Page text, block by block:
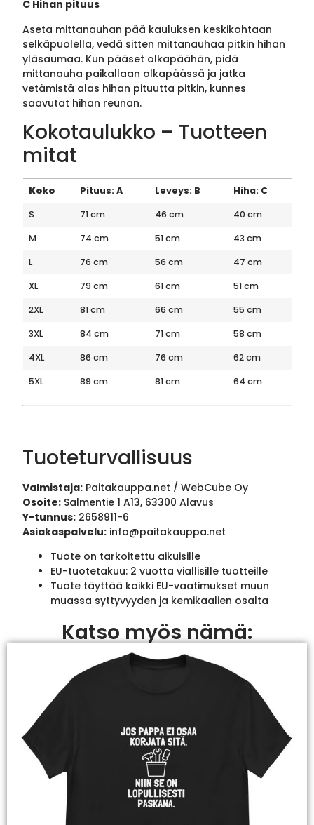
C Hihan pituus
Aseta mittanauhan pää kauluksen keskikohtaan
selkäpuolella, vedä sitten mittanauhaa pitkin hihan
yläsaumaa. Kun pääset olkapäähän, pidä
mittanauha paikallaan olkapäässä ja jatka
vetämistä alas hihan pituutta pitkin, kunnes
saavutat hihan reunan.
Kokotaulukko – Tuotteen
mitat
Koko Pituus: A Leveys: B
Hiha: C
S
71 cm 46 cm
40 cm
M
74 cm 51 cm
43 cm
L
76 cm 56 cm
47 cm
XL
79 cm 61 cm
51 cm
2XL
81 cm 66 cm
55 cm
3XL
84 cm 71 cm
58 cm
4XL
86 cm 76 cm
62 cm
5XL
89 cm 81 cm 64 cm
Tuoteturvallisuus
Valmistaja: Paitakauppa.net / WebCube Oy
Osoite: Salmentie 1 A13, 63300 Alavus
Y-tunnus: 2658911-6
Asiakaspalvelu: info@paitakauppa.net
Tuote on tarkoitettu aikuisille
EU-tuotetakuu: 2 vuotta viallisille tuotteille
Tuote täyttää kaikki EU-vaatimukset muun
muassa syttyvyyden ja kemikaalien osalta
Katso myös nämä: